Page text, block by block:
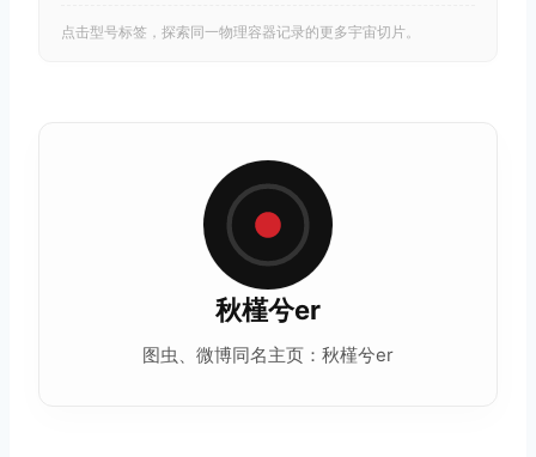
点击型号标签，探索同一物理容器记录的更多宇宙切片。
秋槿兮er
图虫、微博同名主页：秋槿兮er